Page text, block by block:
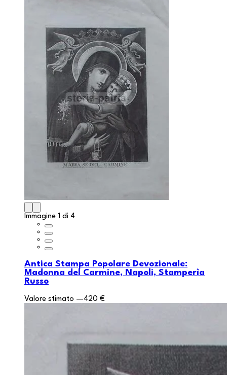
Immagine 1 di 4
Antica Stampa Popolare Devozionale:
Madonna del Carmine, Napoli, Stamperìa
Russo
Valore stimato —420 €